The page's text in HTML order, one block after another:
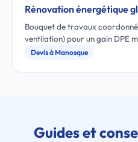
Rénovation énergétique
Bouquet de travaux
ventilation) pour un gain DPE
Devis à Manosque
Guides et